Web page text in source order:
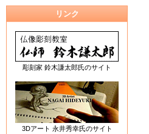
リンク
彫刻家 鈴木謙太郎氏のサイト
3Dアート 永井秀幸氏のサイト